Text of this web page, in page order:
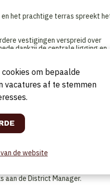
en het prachtige terras spreekt
vestigingen verspreid over
dankzij de centrale ligging en
en gedreven
jouw restaurant. Je rol ligt
er met een glimlach staat!
rapportages.
voor de gasten.
aan de District Manager.
om bepaalde
vacatures af te stemmen
de website